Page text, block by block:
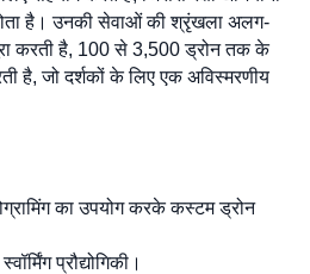
है। उनकी सेवाओं की श्रृंखला अलग-
करती है, 100 से 3,500 ड्रोन तक के
है, जो दर्शकों के लिए एक अविस्मरणीय
का उपयोग करके कस्टम ड्रोन
प्रौद्योगिकी।